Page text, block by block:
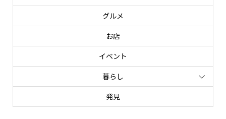
グルメ
お店
イベント
暮らし
発見